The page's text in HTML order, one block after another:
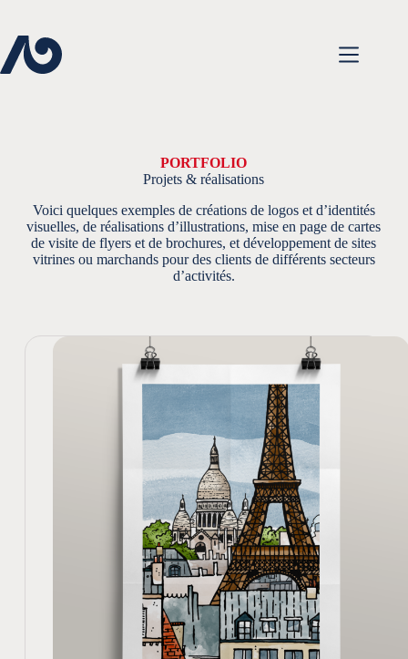
contenu
PORTFOLIO
Projets & réalisations
Voici quelques exemples de créations de logos et d’identités
visuelles, de réalisations d’illustrations, mise en page de cartes
de visite de flyers et de brochures, et développement de sites
vitrines ou marchands pour des clients de différents secteurs
d’activités.